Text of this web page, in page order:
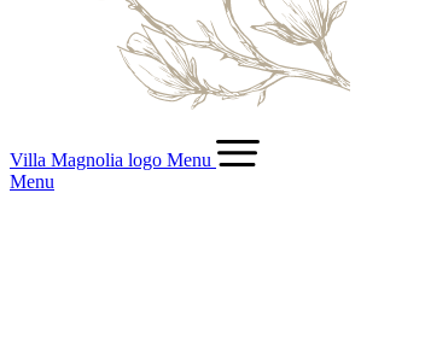
Villa Magnolia logo Menu
Menu